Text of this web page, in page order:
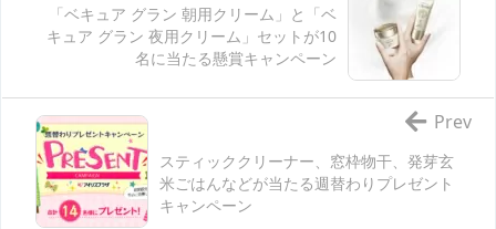
「ベキュア グラン 朝用クリーム」と「ベ
キュア グラン 夜用クリーム」セットが10
名に当たる懸賞キャンペーン
スティッククリーナー、窓枠物干、発芽玄
米ごはんなどが当たる週替わりプレゼント
キャンペーン
Prev